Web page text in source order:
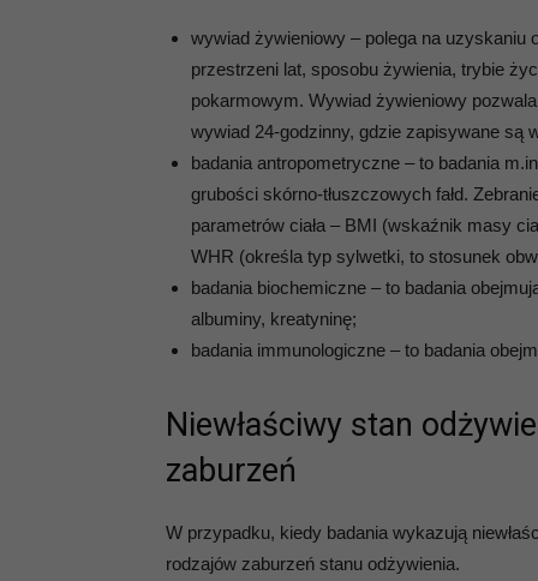
wywiad żywieniowy – polega na uzyskaniu
przestrzeni lat, sposobu żywienia, trybie
pokarmowym. Wywiad żywieniowy
wywiad 24-godzinny, gdzie zapisywane są
badania antropometryczne – to badania
grubości skórno-tłuszczowych fałd.
parametrów ciała – BMI (wskaźnik masy
WHR (określa typ sylwetki, to stosunek
badania biochemiczne – to badania
albuminy, kreatyninę;
badania immunologiczne – to badania
Niewłaściwy stan
zaburzeń
W przypadku, kiedy badania wykazują
rodzajów zaburzeń stanu odżywienia.